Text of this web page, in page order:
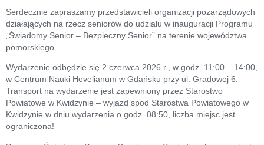
Serdecznie zapraszamy przedstawicieli organizacji pozarządowych
działających na rzecz seniorów do udziału w inauguracji Programu
„Świadomy Senior – Bezpieczny Senior” na terenie województwa
pomorskiego.
Wydarzenie odbędzie się 2 czerwca 2026 r., w godz. 11:00 – 14:00,
w Centrum Nauki Hevelianum w Gdańsku przy ul. Gradowej 6.
Transport na wydarzenie jest zapewniony przez Starostwo
Powiatowe w Kwidzynie – wyjazd spod Starostwa Powiatowego w
Kwidzynie w dniu wydarzenia o godz. 08:50, liczba miejsc jest
ograniczona!